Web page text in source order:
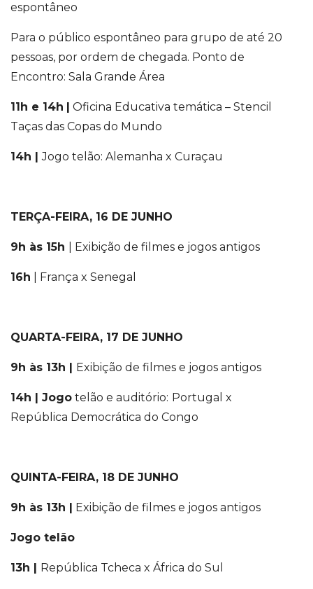
espontâneo
Para o público espontâneo para grupo de até 20
pessoas, por ordem de chegada. Ponto de
Encontro: Sala Grande Área
11h e 14h
Oficina Educativa temática – Stencil
Taças das Copas do Mundo
14h |Jogo telão: Alemanha x Curaçau
TERÇA-FEIRA, 16 DE JUNHO
9h às 15h | Exibição de filmes e jogos antigos
16h | França x Senegal
QUARTA-FEIRA, 17 DE JUNHO
9h às 13h Exibição de filmes e jogos antigos
14h | Jogo telão e auditório: Portugal x
República Democrática do Congo
QUINTA-FEIRA, 18 DE JUNHO
9h às 13h Exibição de filmes e jogos antigos
Jogo telão
13h República Tcheca x África do Sul